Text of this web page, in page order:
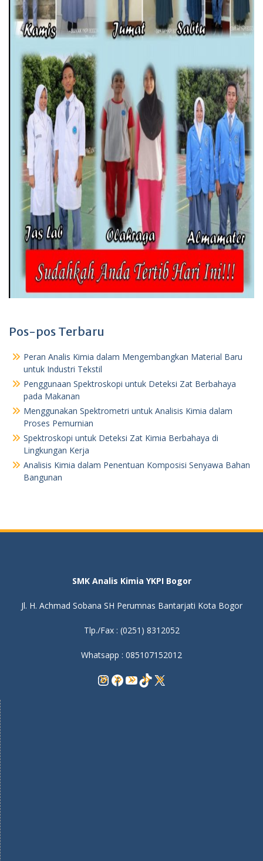
Pos-pos Terbaru
Peran Analis Kimia dalam Mengembangkan Material Baru
untuk Industri Tekstil
Penggunaan Spektroskopi untuk Deteksi Zat Berbahaya
pada Makanan
Menggunakan Spektrometri untuk Analisis Kimia dalam
Proses Pemurnian
Spektroskopi untuk Deteksi Zat Kimia Berbahaya di
Lingkungan Kerja
Analisis Kimia dalam Penentuan Komposisi Senyawa Bahan
Bangunan
SMK Analis Kimia YKPI Bogor
Jl. H. Achmad Sobana SH Perumnas Bantarjati Kota Bogor
Tlp./Fax : (0251) 8312052
Whatsapp : 085107152012
Instagram
Facebook
YouTube
TikTok
X